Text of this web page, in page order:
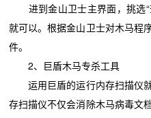
进到金山卫士主界面，挑选“
就可以。根据金山卫士对木马程
件。
2、巨盾木马专杀工具
运用巨盾的运行内存扫描仪
存扫描仪不仅会消除木马病毒文